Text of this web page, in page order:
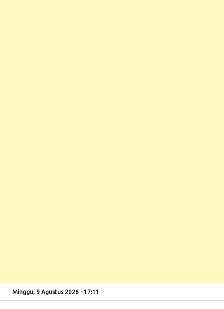
Minggu, 9 Agustus 2026 - 17:11